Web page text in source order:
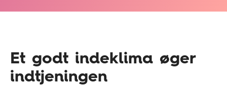
Et godt indeklima øger
indtjeningen